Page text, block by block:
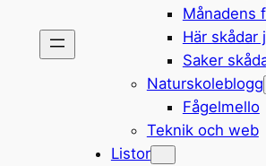
Månadens
Här skådar
Saker
Naturskoleblogg
Fågelmello
Teknik och web
Listor